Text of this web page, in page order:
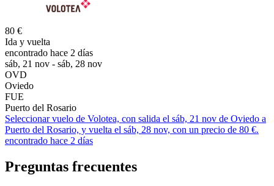
80 €
Ida y vuelta
encontrado hace 2 días
sáb, 21 nov - sáb, 28 nov
OVD
Oviedo
FUE
Puerto del Rosario
Seleccionar vuelo de Volotea, con salida el sáb, 21 nov de Oviedo a
Puerto del Rosario, y vuelta el sáb, 28 nov, con un precio de 80 €.
encontrado hace 2 días
Preguntas frecuentes